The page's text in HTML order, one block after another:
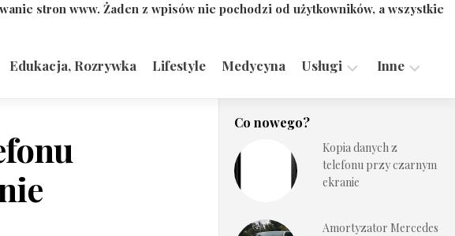
stron www. Żaden z wpisów nie pochodzi od użytkowników, a wszystkie
Edukacja, Rozrywka Lifestyle Medycyna Usługi
Technologie
Inne
Co nowego?
Kopia danych z
telefonu przy czarnym
ekranie
Amortyzator Mercedes